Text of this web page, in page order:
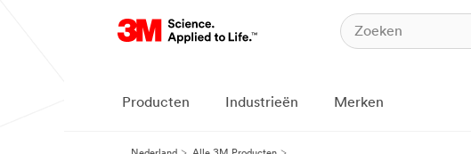
Producten Industrieën Merken